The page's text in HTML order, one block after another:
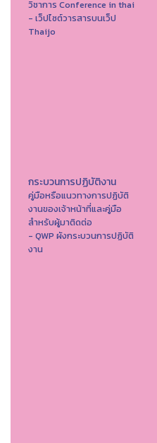
วิชาการ Conference in thai
- เว็ปไซต์วารสารบนเว็ป
Thaijo
กระบวนการปฏิบัติงาน
คู่มือหรือแนวทางการปฏิบัติ
งานของเจ้าหน้าที่และคู่มือ
สำหรับผู้มาติดต่อ
- QWP ผังกระบวนการปฏิบัติ
งาน